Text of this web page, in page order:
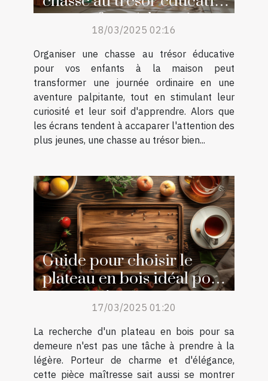
pour enfants à la maison
18/03/2025 02:16
Organiser une chasse au trésor éducative
pour vos enfants à la maison peut
transformer une journée ordinaire en une
aventure palpitante, tout en stimulant leur
curiosité et leur soif d'apprendre. Alors que
les écrans tendent à accaparer l'attention des
plus jeunes, une chasse au trésor bien...
Guide pour choisir le
plateau en bois idéal pour
votre maison
17/03/2025 01:20
La recherche d'un plateau en bois pour sa
demeure n'est pas une tâche à prendre à la
légère. Porteur de charme et d'élégance,
cette pièce maîtresse sait aussi se montrer